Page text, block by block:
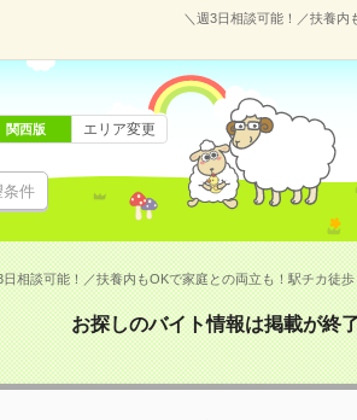
＼週3日相談可能！／扶養内
件
関西版 エリア変更
日相談可能！／扶養内もOKで家庭との両立も！駅チカ徒
お探しのバイト情報は掲載が終